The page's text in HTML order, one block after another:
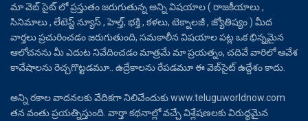
మా వెబ్ సైట్ లో ప్రస్తుతం జరుగుతున్న అన్ని విషయాల ( రాజకీయాలు ,
సినిమాలు , లేటెస్ట్ న్యూస్ , హెల్త్, భక్తి , కళలు, టెక్నాలజీ , జ్యోతిష్యం ) మీద
వార్తలు ప్రచురించడం జరుగుతుంది, సమకాలీన విషయాల పట్ల ఒక భిన్నమైన
ఆలోచనను మీ ఎదుట నివేదించడం మాత్రమే మా ప్రయత్నం, చదివే వారిలో ఆవేశ
కావేషాలను రెచ్చగొట్టడమూ.. ఉద్రేకాలను రేపడమూ ఈ వెబ్‌సైట్ ఉద్దేశం కాదు.
అన్ని రకాల వాదనలకు వేదికగా నిలిచేందుకు www.teluguworldnow.com
తన వంతు ప్రయత్నిస్తుంది. వార్తా కథనాల్లో వచ్చే విశ్లేషణలకు విరుద్ధమైన